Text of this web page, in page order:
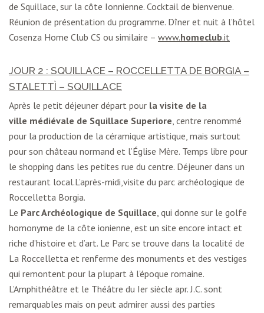
de Squillace, sur la côte Ionnienne. Cocktail de bienvenue.
Réunion de présentation du programme. Dîner et nuit à l’hôtel
Cosenza Home Club CS ou similaire – www.homeclub.it
JOUR 2 : SQUILLACE – ROCCELLETTA DE BORGIA –
STALETTÌ – SQUILLACE
Après le petit déjeuner départ pour la visite de la
ville médiévale de Squillace Superiore, centre renommé
pour la production de la céramique artistique, mais surtout
pour son château normand et l’Église Mère. Temps libre pour
le shopping dans les petites rue du centre. Déjeuner dans un
restaurant local.L’après-midi,visite du parc archéologique de
Roccelletta Borgia.
Le Parc Archéologique de Squillace, qui donne sur le golfe
homonyme de la côte ionienne, est un site encore intact et
riche d’histoire et d’art. Le Parc se trouve dans la localité de
La Roccelletta et renferme des monuments et des vestiges
qui remontent pour la plupart à l’époque romaine.
L’Amphithéâtre et le Théâtre du Ier siècle apr. J.C. sont
remarquables mais on peut admirer aussi des parties